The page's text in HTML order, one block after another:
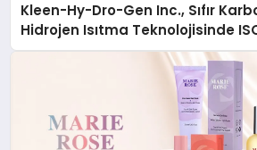
Kleen-Hy-Dro-Gen Inc., Sıfır
Hidrojen Isıtma Teknolojisinde
Düzenleyici Onaylarını Aldı